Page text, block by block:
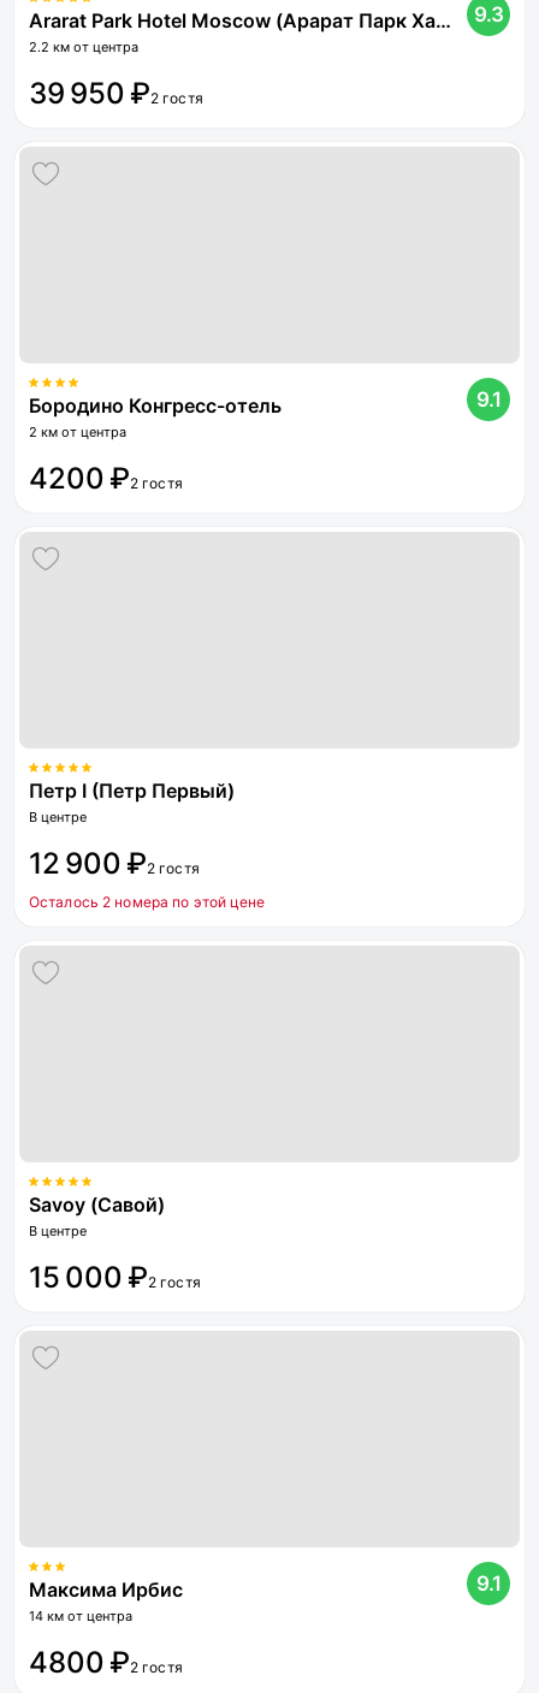
Ararat Park Hotel Moscow (Арарат Парк Хаятт Москва)
2.2 км от центра
9.3
39 950 ₽2 гостя
Бородино Конгресс-отель
2 км от центра
9.1
4200 ₽2 гостя
Петр I (Петр Первый)
В центре
12 900 ₽2 гостя
Осталось 2 номера по этой цене
Savoy (Савой)
В центре
15 000 ₽2 гостя
Максима Ирбис
14 км от центра
9.1
4800 ₽2 гостя